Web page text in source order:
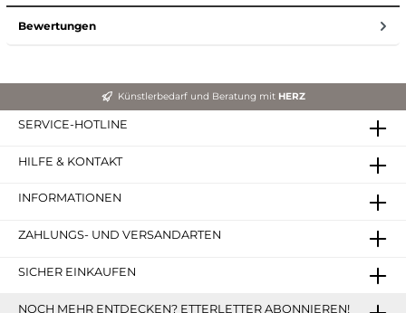
Bewertungen
Künstlerbedarf und Beratung mitHERZ
SERVICE-HOTLINE
HILFE & KONTAKT
INFORMATIONEN
ZAHLUNGS- UND VERSANDARTEN
SICHER EINKAUFEN
NOCH MEHR ENTDECKEN? ETTERLETTER ABONNIEREN!